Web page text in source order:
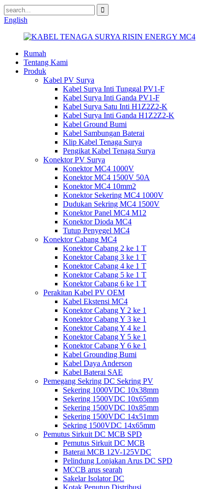
English
Rumah
Tentang Kami
Produk
Kabel PV Surya
Kabel Surya Inti Tunggal PV1-F
Kabel Surya Inti Ganda PV1-F
Kabel Surya Satu Inti H1Z2Z2-K
Kabel Surya Inti Ganda H1Z2Z2-K
Kabel Ground Bumi
Kabel Sambungan Baterai
Klip Kabel Tenaga Surya
Pengikat Kabel Tenaga Surya
Konektor PV Surya
Konektor MC4 1000V
Konektor MC4 1500V 50A
Konektor MC4 10mm2
Konektor Sekering MC4 1000V
Dudukan Sekring MC4 1500V
Konektor Panel MC4 M12
Konektor Dioda MC4
Tutup Penyegel MC4
Konektor Cabang MC4
Konektor Cabang 2 ke 1 T
Konektor Cabang 3 ke 1 T
Konektor Cabang 4 ke 1 T
Konektor Cabang 5 ke 1 T
Konektor Cabang 6 ke 1 T
Perakitan Kabel PV OEM
Kabel Ekstensi MC4
Konektor Cabang Y 2 ke 1
Konektor Cabang Y 3 ke 1
Konektor Cabang Y 4 ke 1
Konektor Cabang Y 5 ke 1
Konektor Cabang Y 6 ke 1
Kabel Grounding Bumi
Kabel Daya Anderson
Kabel Baterai SAE
Pemegang Sekring DC Sekring PV
Sekering 1000VDC 10x38mm
Sekering 1500VDC 10x65mm
Sekering 1500VDC 10x85mm
Sekering 1500VDC 14x51mm
Sekring 1500VDC 14x65mm
Pemutus Sirkuit DC MCB SPD
Pemutus Sirkuit DC MCB
Baterai MCB 12V-125VDC
Pelindung Lonjakan Arus DC SPD
MCCB arus searah
Sakelar Isolator DC
Kotak Penutup Distribusi